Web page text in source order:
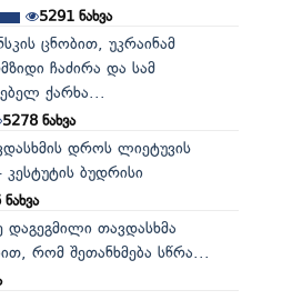
5291ნახვა
ცნობით, უკრაინამ
ჩაძირა და სამ
ქარხა...
5278ნახვა
დროს ლიეტუვის
ბუდრისი
ნახვა
დაგეგმილი თავდასხმა
რომ შეთანხმება სწრა...